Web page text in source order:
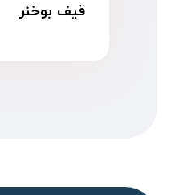
قیف بوخنر